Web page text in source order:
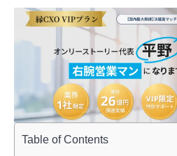
Table of Contents